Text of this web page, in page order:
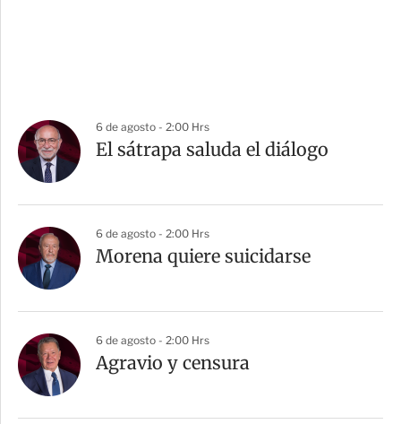
6 de agosto - 2:00 Hrs
El sátrapa saluda el diálogo
6 de agosto - 2:00 Hrs
Morena quiere suicidarse
6 de agosto - 2:00 Hrs
Agravio y censura